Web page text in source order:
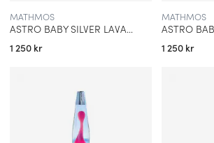
MATHMOS
ASTRO BABY SILVER LAVALAMPA BLÅ MED ROSA LAVA
1 250 kr
MATHMOS
1 250 kr